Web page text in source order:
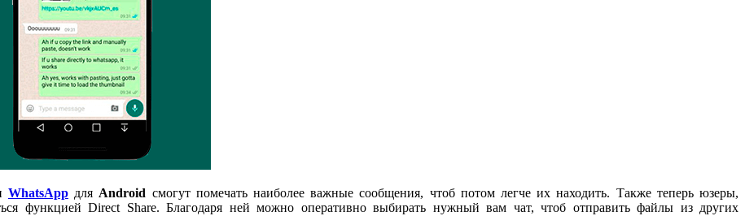
WhatsApp для Android смогут помечать наиболее важные сообщения, чтоб потом легче их находить. Также теперь юзеры,
функцией Direct Share. Благодаря ней можно оперативно выбирать нужный вам чат, чтоб отправить файлы из других